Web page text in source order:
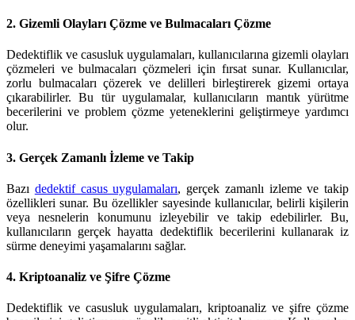
2. Gizemli Olayları Çözme ve Bulmacaları Çözme
Dedektiflik ve casusluk uygulamaları, kullanıcılarına gizemli olayları
çözmeleri ve bulmacaları çözmeleri için fırsat sunar. Kullanıcılar,
zorlu bulmacaları çözerek ve delilleri birleştirerek gizemi ortaya
çıkarabilirler. Bu tür uygulamalar, kullanıcıların mantık yürütme
becerilerini ve problem çözme yeteneklerini geliştirmeye yardımcı
olur.
3. Gerçek Zamanlı İzleme ve Takip
Bazı dedektif casus uygulamaları, gerçek zamanlı izleme ve takip
özellikleri sunar. Bu özellikler sayesinde kullanıcılar, belirli kişilerin
veya nesnelerin konumunu izleyebilir ve takip edebilirler. Bu,
kullanıcıların gerçek hayatta dedektiflik becerilerini kullanarak iz
sürme deneyimi yaşamalarını sağlar.
4. Kriptoanaliz ve Şifre Çözme
Dedektiflik ve casusluk uygulamaları, kriptoanaliz ve şifre çözme